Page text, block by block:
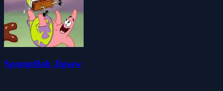
SpongeBob Jigsaw